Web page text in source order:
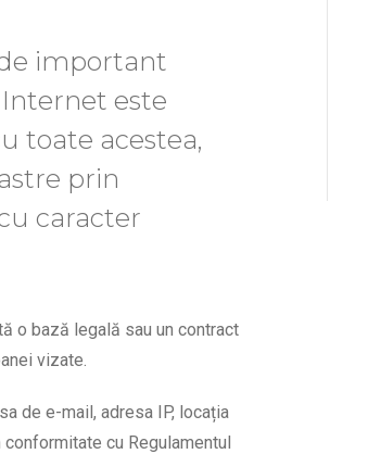
important
este
toate acestea,
prin
caracter
o bază legală sau un contract
vizate.
de e-mail, adresa IP, locația
cu Regulamentul